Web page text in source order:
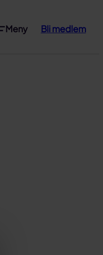
Meny Bli medlem